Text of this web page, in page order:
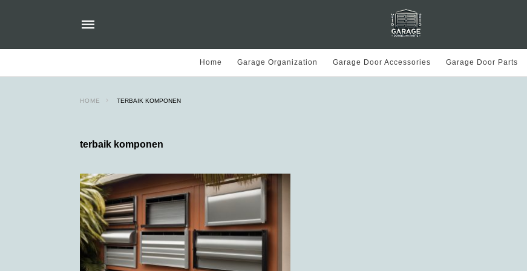
Home Garage Organization Garage Door Accessories Garage Door Parts
HOME TERBAIK KOMPONEN
terbaik komponen